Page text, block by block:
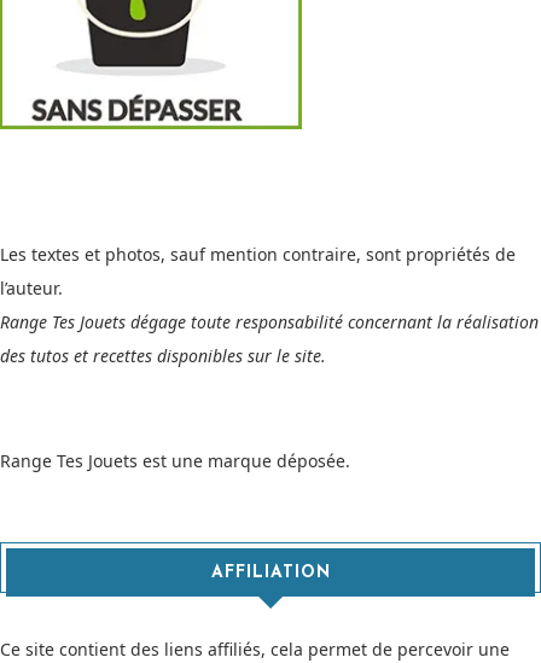
Les textes et photos, sauf mention contraire, sont propriétés de
l’auteur.
Range Tes Jouets dégage toute responsabilité concernant la réalisation
des tutos et recettes disponibles sur le site.
Range Tes Jouets est une marque déposée.
AFFILIATION
Ce site contient des liens affiliés, cela permet de percevoir une